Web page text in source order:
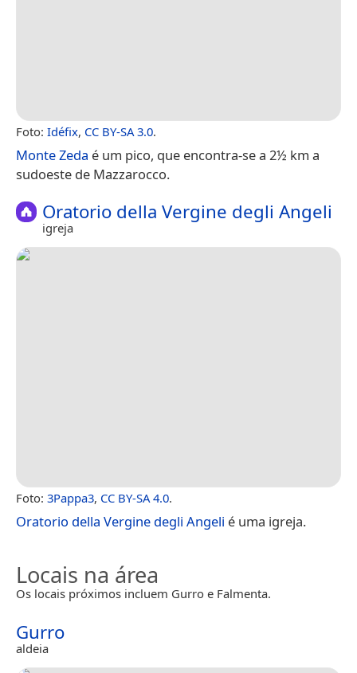
Foto: Idéfix, CC BY-SA 3.0.
Monte Zeda é um pico, que encontra-se a 2½ km a
sudoeste de Mazzarocco.
Oratorio della Vergine degli Angeli
igreja
Foto: 3Pappa3, CC BY-SA 4.0.
Oratorio della Vergine degli Angeli é uma igreja.
Locais na área
Os locais próximos incluem Gurro e Falmenta.
Gurro
aldeia